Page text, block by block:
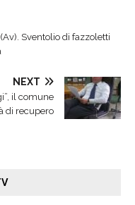
Sventolio di fazzoletti
NEXT
il comune
di recupero